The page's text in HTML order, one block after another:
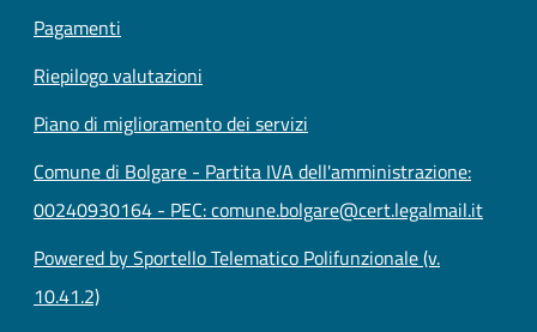
Pagamenti
Riepilogo valutazioni
Piano di miglioramento dei servizi
Comune di Bolgare - Partita IVA dell'amministrazione:
00240930164 - PEC: comune.bolgare@cert.legalmail.it
Powered by Sportello Telematico Polifunzionale (v.
10.41.2)